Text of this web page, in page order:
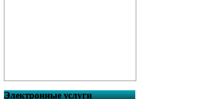
Электронные услуги